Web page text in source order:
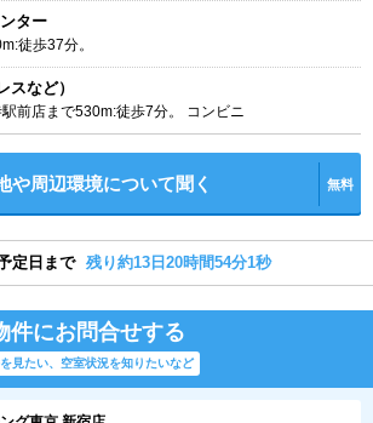
ター
徒歩37分。
スなど）
前店まで530m:徒歩7分。 コンビニ
や周辺環境について聞く 無料
定日まで 残り約13日20時間54分0秒
件にお問合せする
見たい、空室状況を知りたいなど